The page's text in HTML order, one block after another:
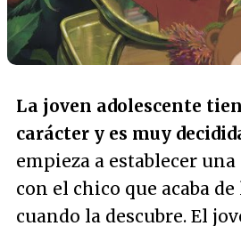
La joven adolescente
carácter y es muy
empieza a establecer
con el chico que acaba de
cuando la descubre. El